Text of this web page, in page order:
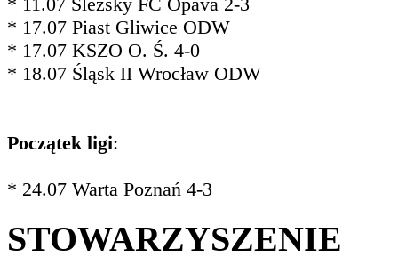
* 17.07 Piast Gliwice ODW
* 17.07 KSZO O. Ś. 4-0
* 18.07 Śląsk II Wrocław ODW
Początek ligi:
* 24.07 Warta Poznań 4-3
STOWARZYSZENIE